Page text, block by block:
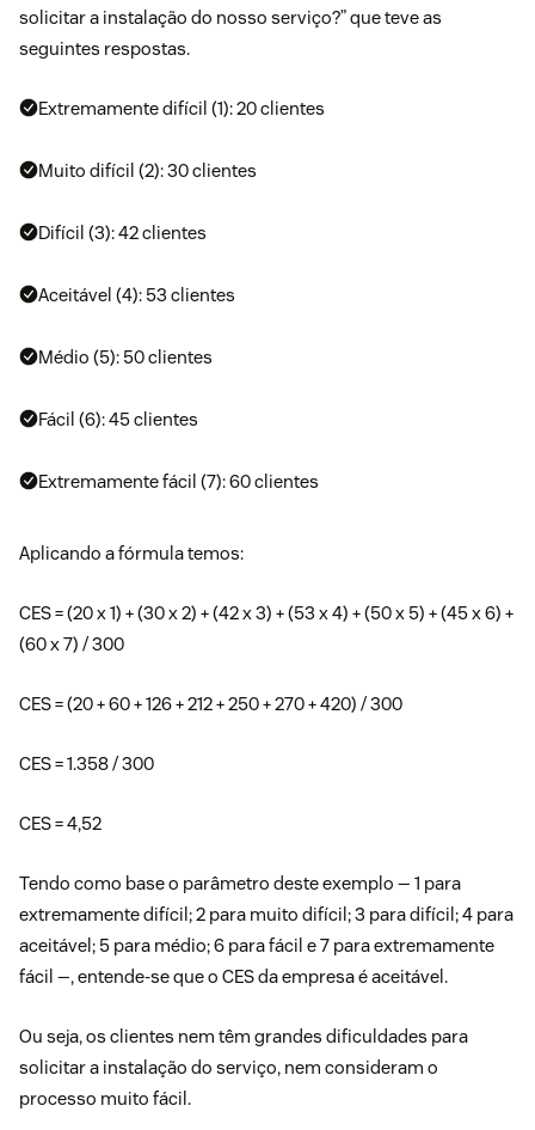
solicitar a instalação do nosso serviço?” que teve as
seguintes respostas.
Extremamente difícil (1): 20 clientes
Muito difícil (2): 30 clientes
Difícil (3): 42 clientes
Aceitável (4): 53 clientes
Médio (5): 50 clientes
Fácil (6): 45 clientes
Extremamente fácil (7): 60 clientes
Aplicando a fórmula temos:
CES = (20 x 1) + (30 x 2) + (42 x 3) + (53 x 4) + (50 x 5) + (45 x 6) +
(60 x 7) / 300
CES = (20 + 60 + 126 + 212 + 250 + 270 + 420) / 300
CES = 1.358 / 300
CES = 4,52
Tendo como base o parâmetro deste exemplo — 1 para
extremamente difícil; 2 para muito difícil; 3 para difícil; 4 para
aceitável; 5 para médio; 6 para fácil e 7 para extremamente
fácil —, entende-se que o CES da empresa é aceitável.
Ou seja, os clientes nem têm grandes dificuldades para
solicitar a instalação do serviço, nem consideram o
processo muito fácil.